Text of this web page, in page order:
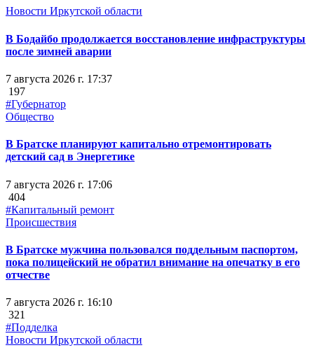
Новости Иркутской области
В Бодайбо продолжается восстановление инфраструктуры
после зимней аварии
7 августа 2026 г. 17:37
197
#Губернатор
Общество
В Братске планируют капитально отремонтировать
детский сад в Энергетике
7 августа 2026 г. 17:06
404
#Капитальный ремонт
Происшествия
В Братске мужчина пользовался поддельным паспортом,
пока полицейский не обратил внимание на опечатку в его
отчестве
7 августа 2026 г. 16:10
321
#Подделка
Новости Иркутской области